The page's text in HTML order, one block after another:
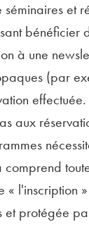
et
bénéficier
à une
(par
effectuée.
«
protégée